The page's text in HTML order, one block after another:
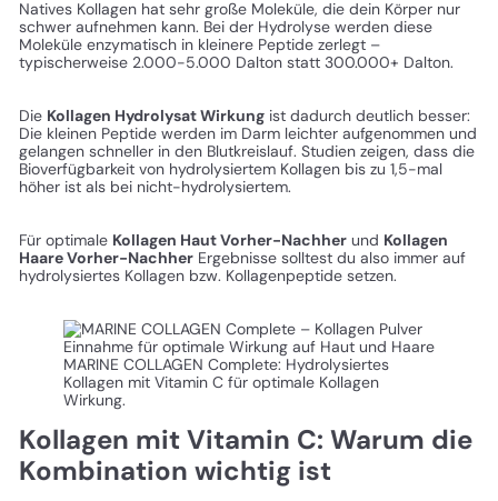
Natives Kollagen hat sehr große Moleküle, die dein Körper nur
schwer aufnehmen kann. Bei der Hydrolyse werden diese
Moleküle enzymatisch in kleinere Peptide zerlegt –
typischerweise 2.000-5.000 Dalton statt 300.000+ Dalton.
Die Kollagen Hydrolysat Wirkung ist dadurch deutlich besser:
Die kleinen Peptide werden im Darm leichter aufgenommen und
gelangen schneller in den Blutkreislauf. Studien zeigen, dass die
Bioverfügbarkeit von hydrolysiertem Kollagen bis zu 1,5-mal
höher ist als bei nicht-hydrolysiertem.
Für optimale Kollagen Haut Vorher-Nachher und Kollagen
Haare Vorher-Nachher Ergebnisse solltest du also immer auf
hydrolysiertes Kollagen bzw. Kollagenpeptide setzen.
MARINE COLLAGEN Complete: Hydrolysiertes
Kollagen mit Vitamin C für optimale Kollagen
Wirkung.
Kollagen mit Vitamin C: Warum die
Kombination wichtig ist